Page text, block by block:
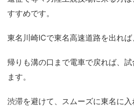
すすめです。
東名川崎ICで東名高速道路を出れば
帰りも溝の口まで電車で戻れば、
ます。
渋滞を避けて、スムーズに東名に入